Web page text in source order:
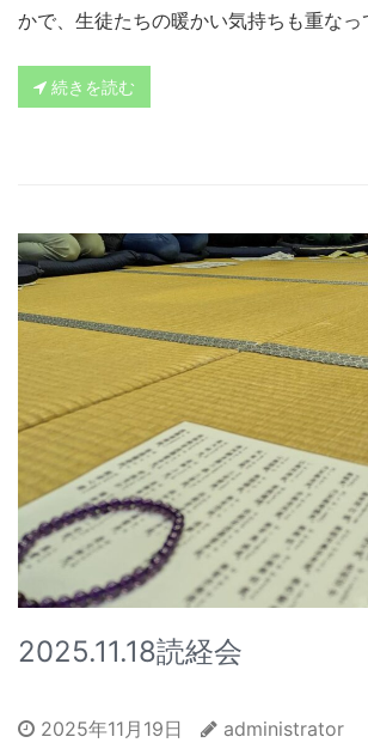
かで、生徒たちの暖かい気持ちも重な
続きを読む
2025.11.18読経会
2025年11月19日
administrator